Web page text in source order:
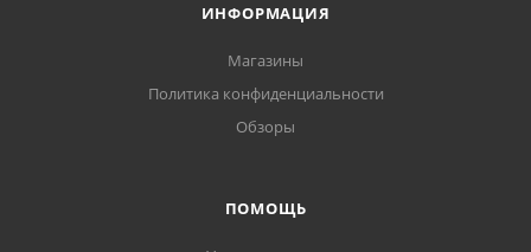
ИНФОРМАЦИЯ
Магазины
Политика конфиденциальности
Обзоры
ПОМОЩЬ